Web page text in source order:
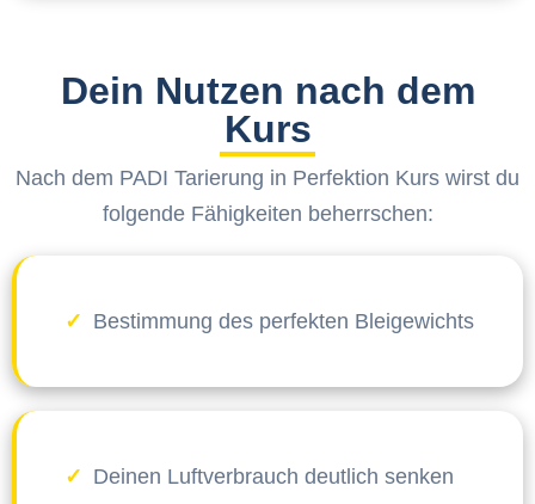
Dein Nutzen nach dem
Kurs
Nach dem PADI Tarierung in Perfektion Kurs wirst du
folgende Fähigkeiten beherrschen:
Bestimmung des perfekten Bleigewichts
Deinen Luftverbrauch deutlich senken